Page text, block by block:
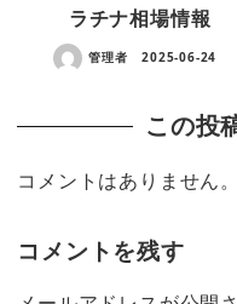
ラチナ相場情報
管理者 2025-06-24
この投
コメントはありません。
コメントを残す